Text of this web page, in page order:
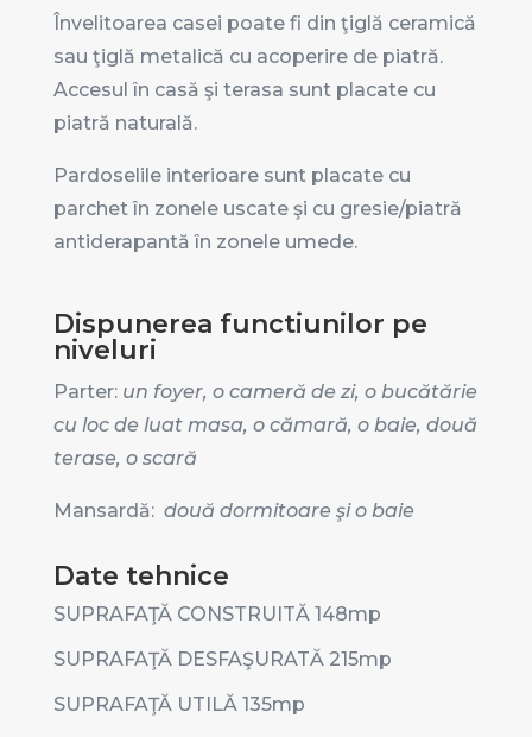
Învelitoarea casei poate fi din ţiglă ceramică
sau ţiglă metalică cu acoperire de piatră.
Accesul în casă şi terasa sunt placate cu
piatră naturală.
Pardoselile interioare sunt placate cu
parchet în zonele uscate şi cu gresie/piatră
antiderapantă în zonele umede.
Dispunerea functiunilor pe
niveluri
Parter: un foyer, o cameră de zi, o bucătărie
cu loc de luat masa, o cămară, o baie, două
terase, o scară
Mansardă: două dormitoare şi o baie
Date tehnice
SUPRAFAŢĂ CONSTRUITĂ 148mp
SUPRAFAŢĂ DESFAŞURATĂ 215mp
SUPRAFAŢĂ UTILĂ 135mp